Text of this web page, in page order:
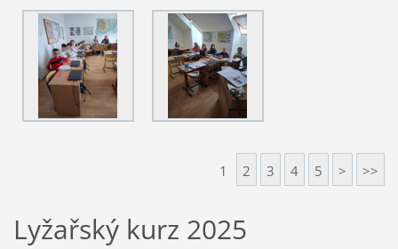
1 2 3 4 5 > >>
Lyžařský kurz 2025